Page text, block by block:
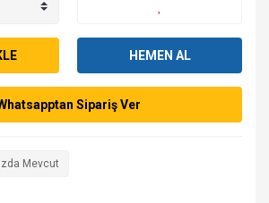
HEMEN AL
Sipariş Ver
Mevcut